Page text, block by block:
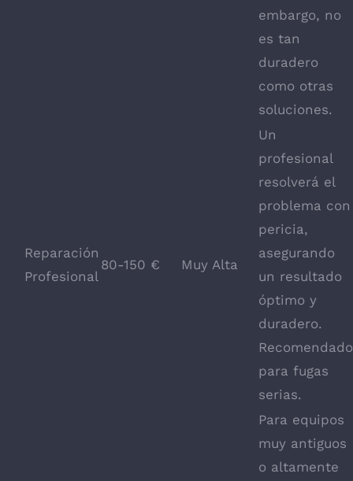
embargo, no
es tan
duradero
como otras
soluciones.
Reparación
Profesional
80-150 € Muy Alta
Un
profesional
resolverá el
problema con
pericia,
asegurando
un resultado
óptimo y
duradero.
Recomendado
para fugas
serias.
Para equipos
muy antiguos
o altamente